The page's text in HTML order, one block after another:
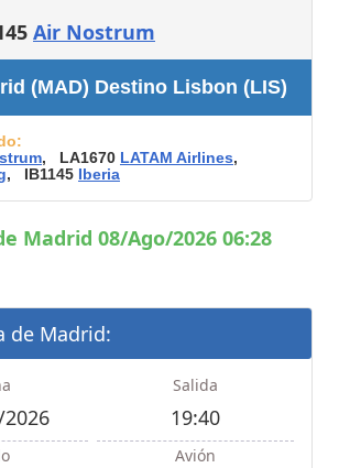
Air Nostrum
(MAD) Destino Lisbon (LIS)
, LA1670 LATAM Airlines,
, IB1145 Iberia
Madrid 08/Ago/2026 06:28
de Madrid:
Salida
19:40
Avión